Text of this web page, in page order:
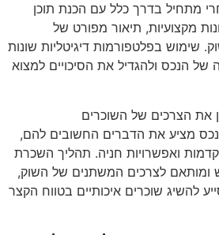
מתחיל בדרך כלל עם הכנת תוכן
מקצועיות, תיאור מפורט של
שימוש בפלטפורמות דיגיטליות שונות
הנכס ולהגדיל את הסיכויים למצוא
את הצרכים של השוכרים
מציע את הדברים החשובים להם,
ואפשרויות חניה. תהליך השכרת
ומותאם לצרכים המשתנים של השוק,
להשיג שוכרים איכותיים בטווח הקצר